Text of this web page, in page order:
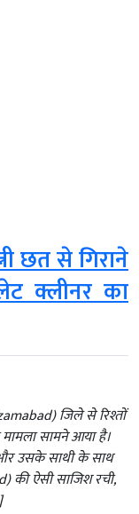
छत से गिराने
क्लीनर का
जिले से रिश्तों
सामने आया है।
उसके साथी के साथ
की ऐसी साजिश रची,